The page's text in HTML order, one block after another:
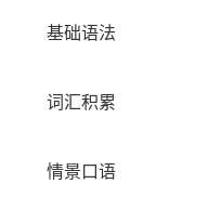
基础语法
词汇积累
情景口语